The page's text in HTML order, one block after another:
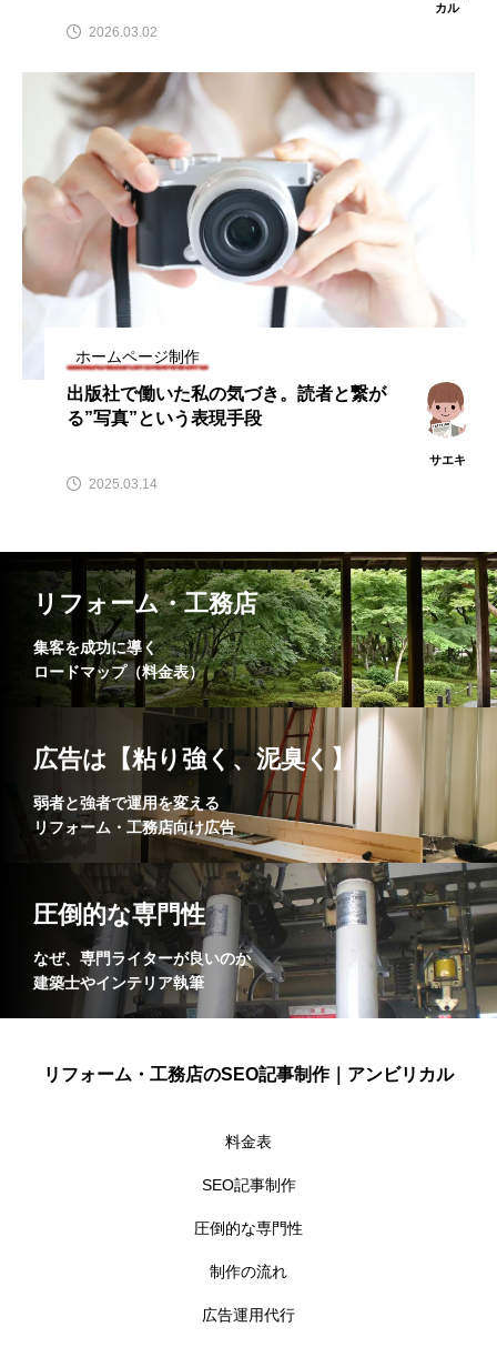
カル
2026.03.02
ホームページ制作
出版社で働いた私の気づき。読者と繋が
る”写真”という表現手段
サエキ
2025.03.14
リフォーム・工務店
集客を成功に導く
ロードマップ（料金表）
広告は【粘り強く、泥臭く】
弱者と強者で運用を変える
リフォーム・工務店向け広告
圧倒的な専門性
なぜ、専門ライターが良いのか
建築士やインテリア執筆
リフォーム・工務店のSEO記事制作｜アンビリカル
料金表
SEO記事制作
圧倒的な専門性
制作の流れ
広告運用代行